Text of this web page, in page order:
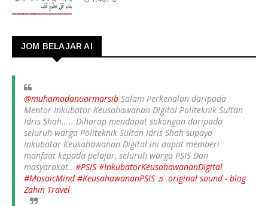
JOM BELAJAR AI
@muhamadanuarmarsib Salam Perkenalan daripada
Mentor Inkubator Keusahawanan Digital Politeknik Sultan
Idris Shah.. .. Diharap mendapat sokongan daripada
seluruh warga Politeknik Sultan Idris Shah supaya
Inkubator Keusahawanan Digital ini dapat memberi
manfaat kepada pelajar, seluruh warga PSIS Dan
masyarakat.. #PSIS #InkubatorKeusahawananDigital
#MosaicMind #KeusahawananPSIS ♬ original sound - blog
Zahin Travel